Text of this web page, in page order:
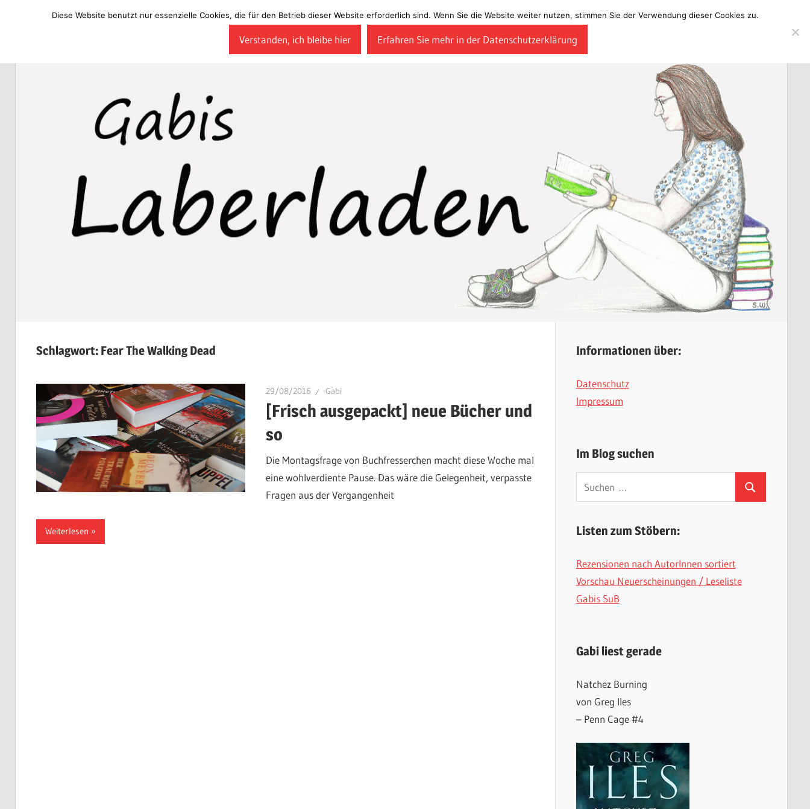
Schlagwort: Fear The Walking Dead
29/08/2016 Gabi
[Frisch ausgepackt] neue Bücher und
so
Die Montagsfrage von Buchfresserchen macht diese Woche mal
eine wohlverdiente Pause. Das wäre die Gelegenheit, verpasste
Fragen aus der Vergangenheit
Weiterlesen
Informationen über:
Datenschutz
Impressum
Im Blog suchen
Suchen
nach:
Suchen
Listen zum Stöbern:
Rezensionen nach AutorInnen sortiert
Vorschau Neuerscheinungen / Leseliste
Gabis SuB
Gabi liest gerade
Natchez Burning
von Greg Iles
– Penn Cage #4
Diese Website benutzt nur essenzielle Cookies, die für den Betrieb dieser Website erforderlich sind. Wenn Sie die Website weiter nutzen, stimmen Sie der Verwendung dieser Cookies zu.
Verstanden, ich bleibe hier Erfahren Sie mehr in der Datenschutzerklärung